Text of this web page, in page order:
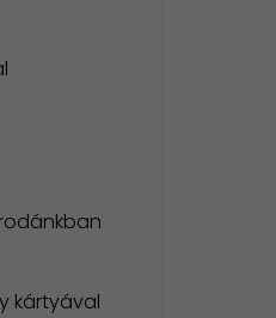
kártyával